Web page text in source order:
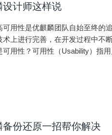
计师这样说
用性是优麒麟团队自始至终的
上进行完善，在开发过程中不
用性？可用性（Usability）指
份还原一招帮你解决